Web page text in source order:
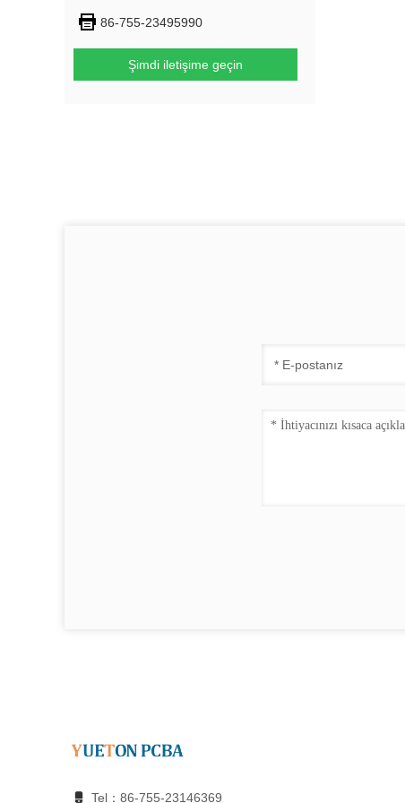
86-755-23495990
Şimdi iletişime geçin
Tel：86-755-23146369